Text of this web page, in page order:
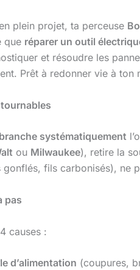
plein projet, ta perceuse
que réparer un outil
et résoudre les
Prêt à redonner vie à ton
systématiquement
ou Milwaukee), retire la
fils carbonisés), ne
pas
causes :
d’alimentation (coupures,